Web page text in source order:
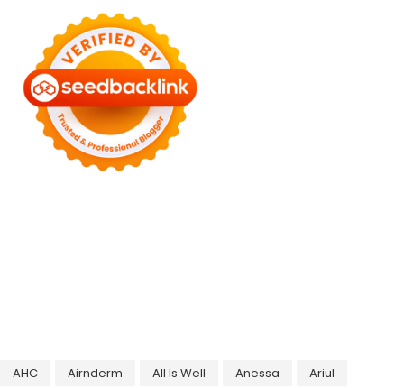
AHC Airnderm All Is Well Anessa
Ariul